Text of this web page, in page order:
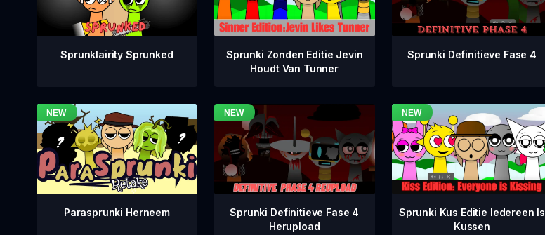
Sprunklairity Sprunked
Sprunki Zonden Editie Jevin
Houdt Van Tunner
Sprunki Definitieve Fase 4
Parasprunki Herneem
Sprunki Definitieve Fase 4
Herupload
Sprunki Kus Editie Iedereen Is
Kussen